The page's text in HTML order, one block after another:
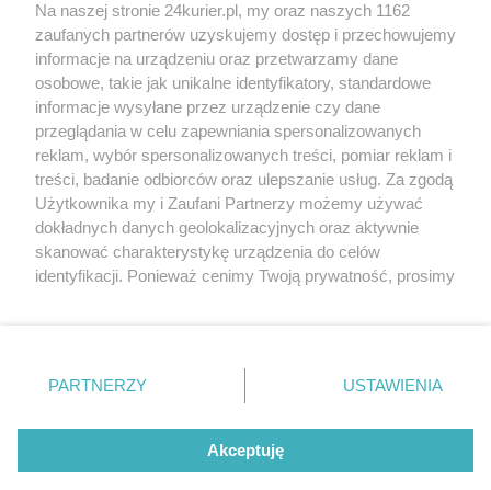
(akt. 1)
Premier skierowała list do kierowcy seicento
POGODA
19℃
Zobacz prognozę na 3 dni
Copyright © 2022 Kurier Szczeciński sp. z o.o.
Wszelkie prawa zastrzeżone
Nota wydawnicza
Nota prawna
Polityka prywatności
Reklama
Na naszej stronie 24kurier.pl, my oraz naszych 1162
zaufanych partnerów uzyskujemy dostęp i przechowujemy
informacje na urządzeniu oraz przetwarzamy dane
osobowe, takie jak unikalne identyfikatory, standardowe
informacje wysyłane przez urządzenie czy dane
przeglądania w celu zapewniania spersonalizowanych
reklam, wybór spersonalizowanych treści, pomiar reklam i
treści, badanie odbiorców oraz ulepszanie usług. Za zgodą
Użytkownika my i Zaufani Partnerzy możemy używać
dokładnych danych geolokalizacyjnych oraz aktywnie
skanować charakterystykę urządzenia do celów
identyfikacji. Ponieważ cenimy Twoją prywatność, prosimy
prywatności znajdujący się w lewym dolnym rogu strony
. Niektóre rodzaje przetwarzania danych nie wymagają
takiemu przetwarzaniu. Preferencje będą miały
zastosowania tylko na tej witrynie.
PARTNERZY USTAWIENIA
Akceptuję